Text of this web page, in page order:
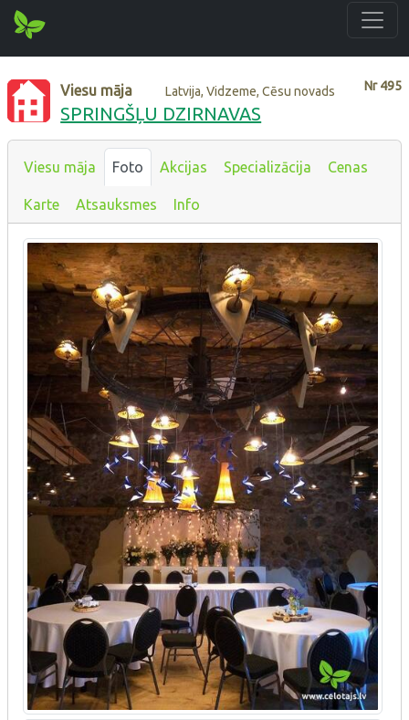
Nr495
Viesu māja Latvija, Vidzeme, Cēsu novads
SPRINGŠĻU DZIRNAVAS
Viesu māja Foto Akcijas Specializācija Cenas
Karte Atsauksmes Info